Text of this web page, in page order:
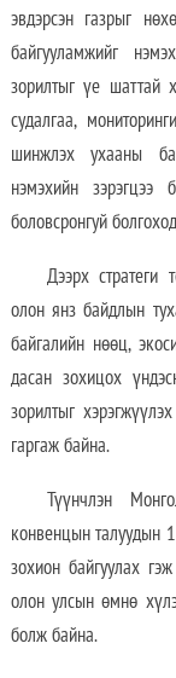
эвдэрсэн газрыг
байгууламжийг
зорилтыг үе шаттай
судалгаа,
шинжлэх ухааны
нэмэхийн зэрэгцээ
боловсронгуй
Дээрх стратеги
олон янз байдлын
байгалийн нөөц,
дасан зохицох
зорилтыг
гаргаж байна.
Түүнчлэн
конвенцын талуудын
зохион байгуулах
олон улсын өмнө
болж байна.